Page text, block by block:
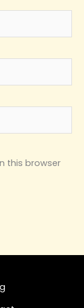
this browser